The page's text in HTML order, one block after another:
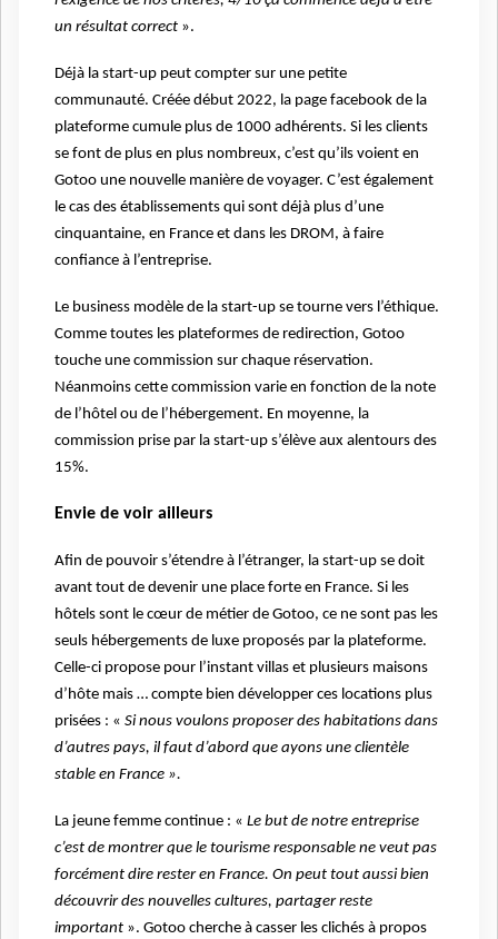
un résultat correct ».
Déjà la start-up peut compter sur une petite
communauté. Créée début 2022, la page facebook de la
plateforme cumule plus de 1000 adhérents. Si les clients
se font de plus en plus nombreux, c’est qu’ils voient en
Gotoo une nouvelle manière de voyager. C’est également
le cas des établissements qui sont déjà plus d’une
cinquantaine, en France et dans les DROM, à faire
confiance à l’entreprise.
Le business modèle de la start-up se tourne vers l’éthique.
Comme toutes les plateformes de redirection, Gotoo
touche une commission sur chaque réservation.
Néanmoins cette commission varie en fonction de la note
de l’hôtel ou de l’hébergement. En moyenne, la
commission prise par la start-up s’élève aux alentours des
15%.
Envie de voir ailleurs
Afin de pouvoir s’étendre à l’étranger, la start-up se doit
avant tout de devenir une place forte en France. Si les
hôtels sont le cœur de métier de Gotoo, ce ne sont pas les
seuls hébergements de luxe proposés par la plateforme.
Celle-ci propose pour l’instant villas et plusieurs maisons
d’hôte mais … compte bien développer ces locations plus
prisées : « Si nous voulons proposer des habitations dans
d’autres pays, il faut d’abord que ayons une clientèle
stable en France ».
La jeune femme continue : « Le but de notre entreprise
c’est de montrer que le tourisme responsable ne veut pas
forcément dire rester en France. On peut tout aussi bien
découvrir des nouvelles cultures, partager reste
important ». Gotoo cherche à casser les clichés à propos